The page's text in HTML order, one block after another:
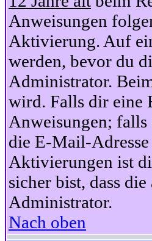
Anweisungen
Aktivierung. Auf
werden, bevor du
Administrator.
wird. Falls dir eine
Anweisungen; falls
die E-Mail-
Aktivierungen ist
sicher bist, dass
Administrator.
Nach oben